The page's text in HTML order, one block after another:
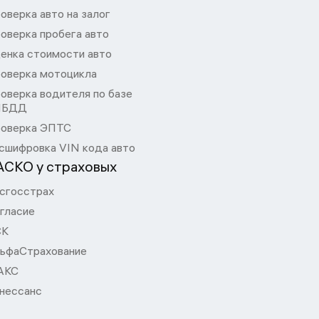
авто на залог
пробега авто
стоимости авто
мотоцикла
водителя по базе
ЭПТС
VIN кода авто
у страховых